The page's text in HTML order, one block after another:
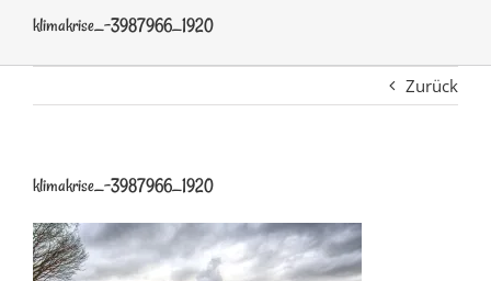
klimakrise_-3987966_1920
Zurück
klimakrise_-3987966_1920